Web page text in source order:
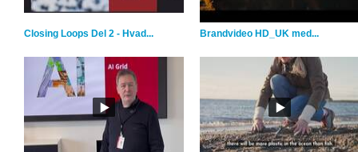
Closing Loops Del 2 - Hvad... Brandvideo HD_UK med...